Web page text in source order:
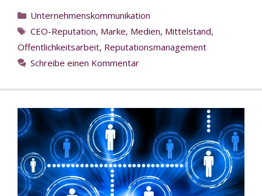
Kategorien
Unternehmenskommunikation
Schlagwörter
CEO-Reputation, Marke, Medien, Mittelstand,
Öffentlichkeitsarbeit, Reputationsmanagement
Schreibe einen Kommentar